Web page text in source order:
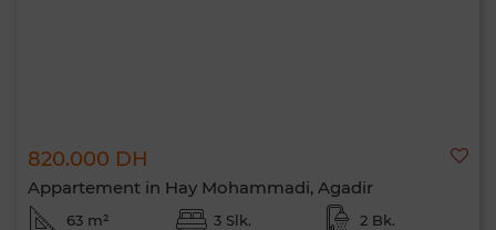
820.000 DH
Appartement in Hay Mohammadi, Agadir
63 m² 3 Slk. 2 Bk.